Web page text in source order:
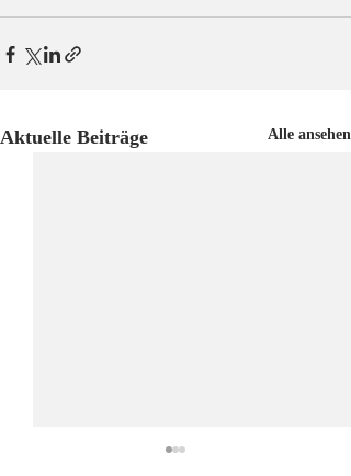
Aktuelle Beiträge Alle ansehen